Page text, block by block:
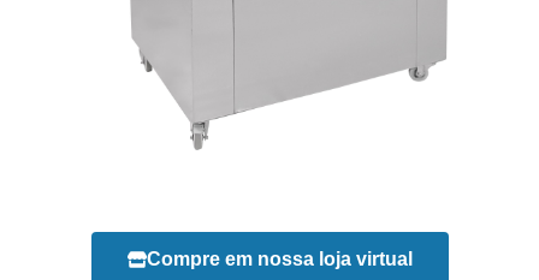
Compre em nossa loja virtual